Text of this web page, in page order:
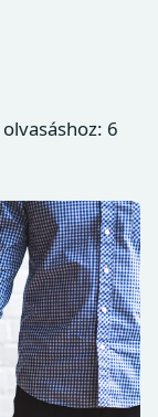
olvasáshoz: 6